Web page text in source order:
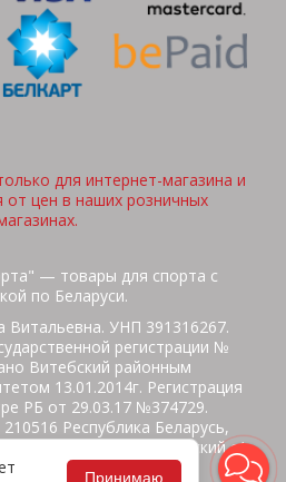
для интернет-магазина и
от цен в наших розничных
— товары для спорта с
по Беларуси.
Витальевна. УНП 391316267.
регистрации №
Витебский районным
13.01.2014г. Регистрация
РБ от 29.03.17 №374729.
Республика Беларусь,
район, Бабиничский с/
ул.Школьная
Принимаю